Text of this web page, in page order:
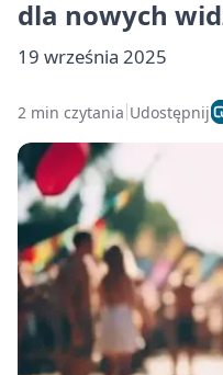
dla nowych
19 września 2025
2 min czytania Udostępnij